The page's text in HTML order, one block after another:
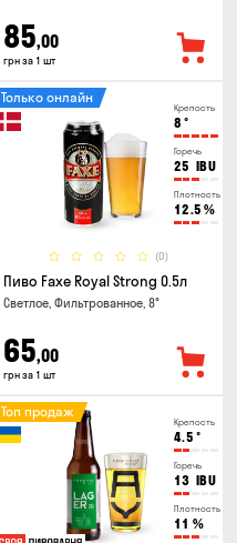
85,00
грн за 1 шт
Крепость
8 °
Горечь
25 IBU
Плотность
12.5 %
(0)
Только онлайн
Пиво Faxe Royal Strong 0.5л
Светлое, Фильтрованное, 8°
65,00
грн за 1 шт
Крепость
4.5 °
Горечь
13 IBU
Плотность
11 %
Топ продаж